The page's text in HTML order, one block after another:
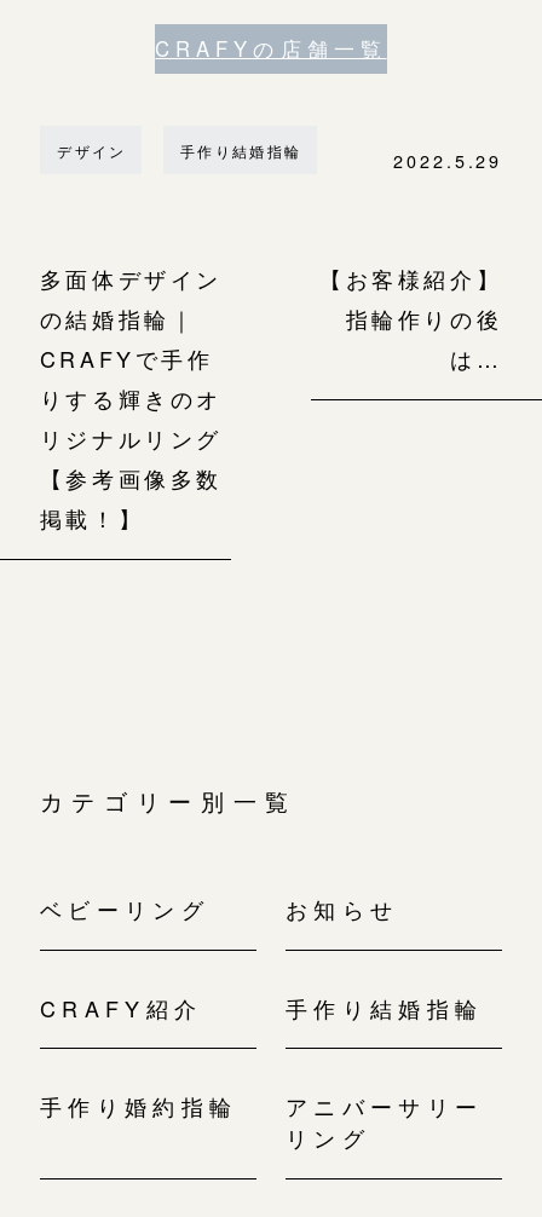
CRAFYの店舗一覧
デザイン 手作り結婚指輪 2022.5.29
多面体デザイン
の結婚指輪｜
CRAFYで手作
りする輝きのオ
リジナルリング
【参考画像多数
掲載！】
【お客様紹介】
指輪作りの後
は…
カテゴリー別一覧
ベビーリング お知らせ
CRAFY紹介 手作り結婚指輪
手作り婚約指輪
アニバーサリー
リング